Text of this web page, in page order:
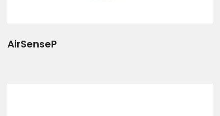
AirSenseP